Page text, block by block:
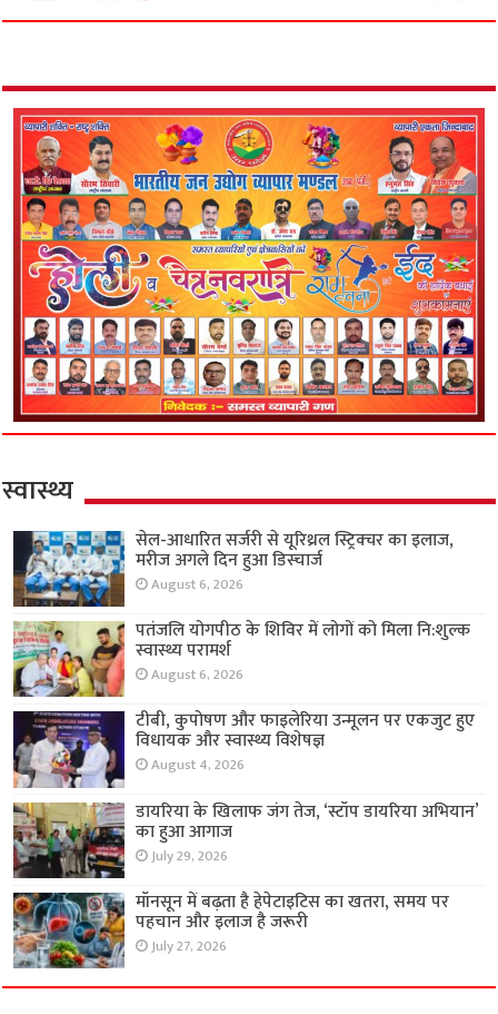
स्वास्थ्य
सेल-आधारित सर्जरी से यूरिथ्रल स्ट्रिक्चर का इलाज,
मरीज अगले दिन हुआ डिस्चार्ज
August 6, 2026
पतंजलि योगपीठ के शिविर में लोगों को मिला नि:शुल्क
स्वास्थ्य परामर्श
August 6, 2026
टीबी, कुपोषण और फाइलेरिया उन्मूलन पर एकजुट हुए
विधायक और स्वास्थ्य विशेषज्ञ
August 4, 2026
डायरिया के खिलाफ जंग तेज, ‘स्टॉप डायरिया अभियान’
का हुआ आगाज
July 29, 2026
मॉनसून में बढ़ता है हेपेटाइटिस का खतरा, समय पर
पहचान और इलाज है जरूरी
July 27, 2026